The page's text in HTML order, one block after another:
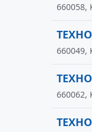
660058,
660049,
660062,